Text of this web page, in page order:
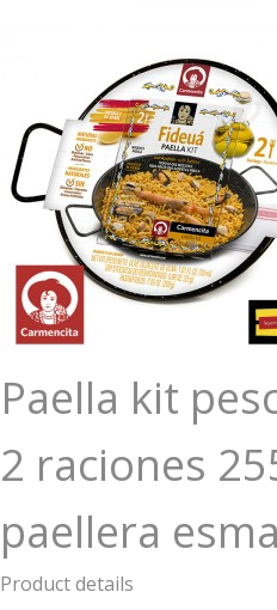
Paella kit
2 raciones
paellera
Product details